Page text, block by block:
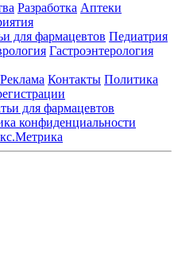
Разработка Аптеки
для фармацевтов Педиатрия
Гастроэнтерология
Реклама Контакты Политика
для фармацевтов
конфиденциальности